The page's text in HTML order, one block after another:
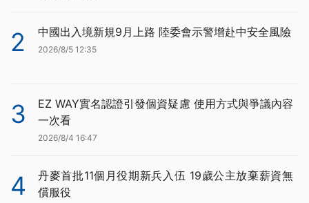
2 中國出入境新規9月上路 陸委會示警增赴中安全風險
2026/8/5 12:35
3
EZ WAY實名認證引發個資疑慮 使用方式與爭議內容
一次看
2026/8/4 16:47
4
丹麥首批11個月役期新兵入伍 19歲公主放棄薪資無
償服役